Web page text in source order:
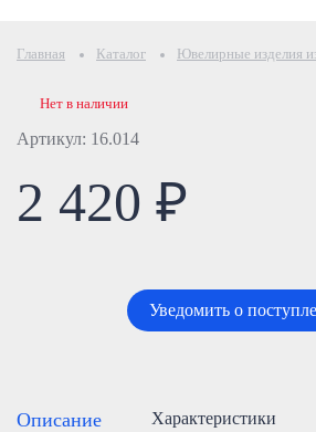
Главная Каталог Ювелирные изделия
Артикул: 16.014
Нет в наличии
2 420 ₽
Уведомить о
Описание Характеристики